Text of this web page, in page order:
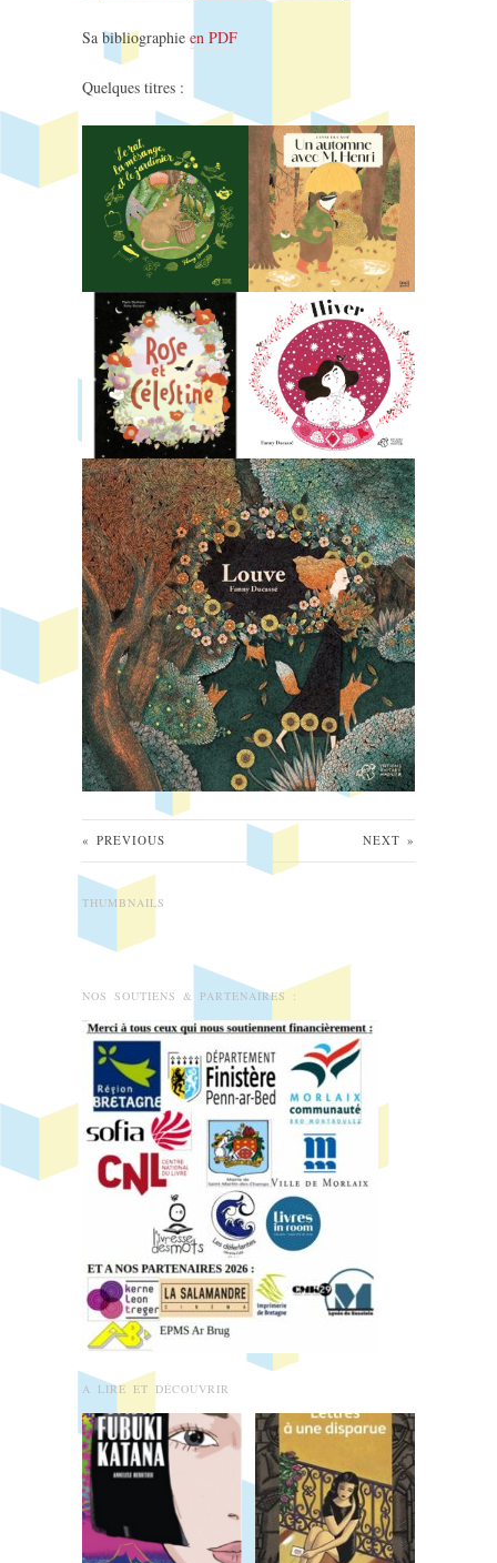
Sa bibliographie en PDF
Quelques titres :
« PREVIOUS NEXT »
THUMBNAILS
NOS SOUTIENS & PARTENAIRES :
A LIRE ET DÉCOUVRIR